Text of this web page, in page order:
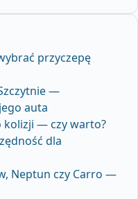
przyczepę
—
auta
kolizji — czy warto?
dla
Neptun czy Carro —